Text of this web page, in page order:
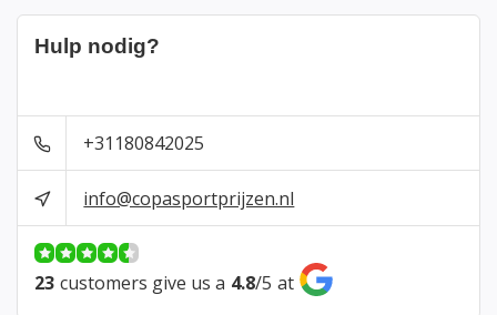
Hulp nodig?
+31180842025
info@copasportprijzen.nl
23 customers give us a 4.8/5 at